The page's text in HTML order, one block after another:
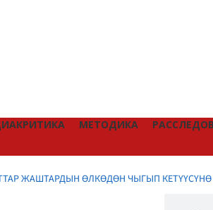
МЕТОДИКА
ЖАШТАРДЫН ӨЛКӨДӨН ЧЫГЫП